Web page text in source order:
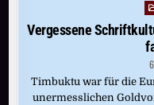
in
Vergessene
Timbuktu war für die
unermesslichen